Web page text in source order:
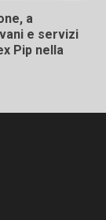
a
e servizi
Pip nella